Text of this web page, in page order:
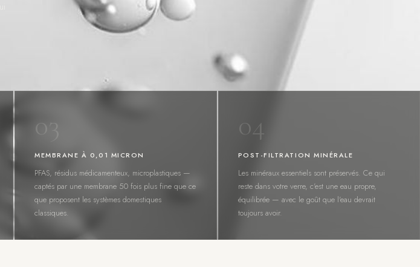
03
MEMBRANE À 0,01 MICRON
PFAS, résidus médicamenteux, microplastiques —
captés par une membrane 50 fois plus fine que ce
que proposent les systèmes domestiques
classiques.
04
POST-FILTRATION MINÉRALE
Les minéraux essentiels sont préservés. Ce qui
reste dans votre verre, c'est une eau propre,
équilibrée — avec le goût que l'eau devrait
toujours avoir.